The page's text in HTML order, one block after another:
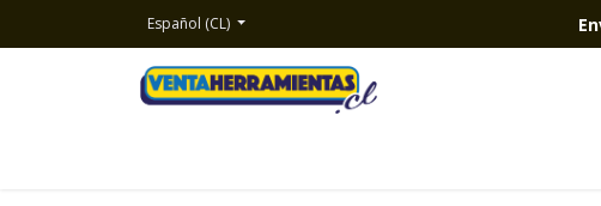
Español (CL)